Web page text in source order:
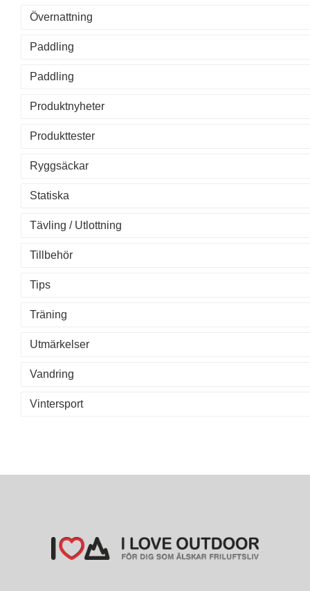
Övernattning
Paddling
Paddling
Produktnyheter
Produkttester
Ryggsäckar
Statiska
Tävling / Utlottning
Tillbehör
Tips
Träning
Utmärkelser
Vandring
Vintersport